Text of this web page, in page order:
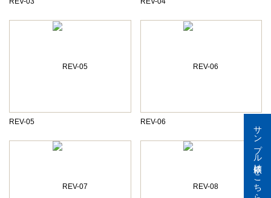
サンプル依頼はこちら
REV-05 REV-06